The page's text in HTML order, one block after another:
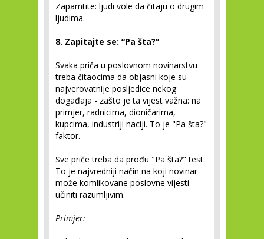
Zapamtite: ljudi vole da čitaju o drugim
ljudima.
8. Zapitajte se: “Pa šta?”
Svaka priča u poslovnom novinarstvu
treba čitaocima da objasni koje su
najverovatnije posljedice nekog
događaja - zašto je ta vijest važna: na
primjer, radnicima, dioničarima,
kupcima, industriji naciji. To je "Pa šta?"
faktor.
Sve priče treba da prođu "Pa šta?" test.
To je najvredniji način na koji novinar
može komlikovane poslovne vijesti
učiniti razumljivim.
Primjer: